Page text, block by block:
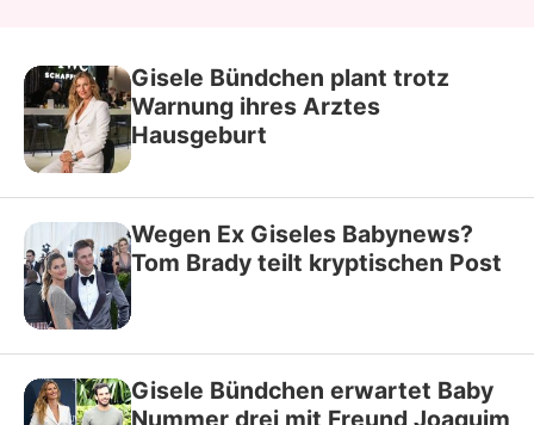
Gisele Bündchen plant trotz
Warnung ihres Arztes
Hausgeburt
Wegen Ex Giseles Babynews?
Tom Brady teilt kryptischen Post
Gisele Bündchen erwartet Baby
Nummer drei mit Freund Joaquim